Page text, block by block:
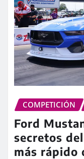
COMPETICIÓN
Ford
secretos
más rápido